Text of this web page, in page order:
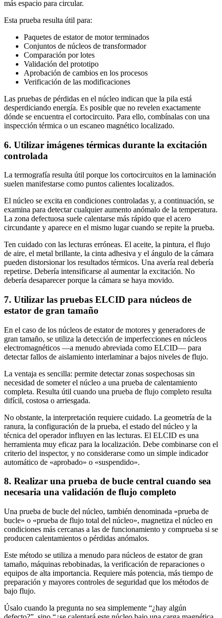
más espacio para circular.
Esta prueba resulta útil para:
Paquetes de estator de motor terminados
Conjuntos de núcleos de transformador
Comparación por lotes
Validación del prototipo
Aprobación de cambios en los procesos
Verificación de las modificaciones
Las pruebas de pérdidas en el núcleo indican que la pila está
desperdiciando energía. Es posible que no revelen exactamente
dónde se encuentra el cortocircuito. Para ello, combínalas con una
inspección térmica o un escaneo magnético localizado.
6. Utilizar imágenes térmicas durante la excitación
controlada
La termografía resulta útil porque los cortocircuitos en la laminación
suelen manifestarse como puntos calientes localizados.
El núcleo se excita en condiciones controladas y, a continuación, se
examina para detectar cualquier aumento anómalo de la temperatura.
La zona defectuosa suele calentarse más rápido que el acero
circundante y aparece en el mismo lugar cuando se repite la prueba.
Ten cuidado con las lecturas erróneas. El aceite, la pintura, el flujo
de aire, el metal brillante, la cinta adhesiva y el ángulo de la cámara
pueden distorsionar los resultados térmicos. Una avería real debería
repetirse. Debería intensificarse al aumentar la excitación. No
debería desaparecer porque la cámara se haya movido.
7. Utilizar las pruebas ELCID para núcleos de
estator de gran tamaño
En el caso de los núcleos de estator de motores y generadores de
gran tamaño, se utiliza la detección de imperfecciones en núcleos
electromagnéticos —a menudo abreviada como ELCID— para
detectar fallos de aislamiento interlaminar a bajos niveles de flujo.
La ventaja es sencilla: permite detectar zonas sospechosas sin
necesidad de someter el núcleo a una prueba de calentamiento
completa. Resulta útil cuando una prueba de flujo completo resulta
difícil, costosa o arriesgada.
No obstante, la interpretación requiere cuidado. La geometría de la
ranura, la configuración de la prueba, el estado del núcleo y la
técnica del operador influyen en las lecturas. El ELCID es una
herramienta muy eficaz para la localización. Debe combinarse con el
criterio del inspector, y no considerarse como un simple indicador
automático de «aprobado» o «suspendido».
8. Realizar una prueba de bucle central cuando sea
necesaria una validación de flujo completo
Una prueba de bucle del núcleo, también denominada «prueba de
bucle» o «prueba de flujo total del núcleo», magnetiza el núcleo en
condiciones más cercanas a las de funcionamiento y comprueba si se
producen calentamientos o pérdidas anómalos.
Este método se utiliza a menudo para núcleos de estator de gran
tamaño, máquinas rebobinadas, la verificación de reparaciones o
equipos de alta importancia. Requiere más potencia, más tiempo de
preparación y mayores controles de seguridad que los métodos de
bajo flujo.
Úsalo cuando la pregunta no sea simplemente “¿hay algún